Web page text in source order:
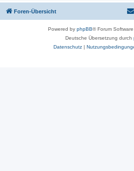
Foren-Übersicht
Powered by phpBB® Forum
Deutsche Übersetzung durch
Datenschutz |